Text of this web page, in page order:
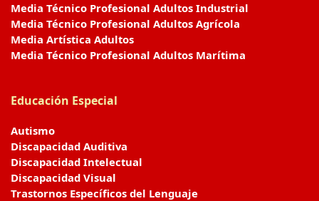
Media Técnico Profesional Adultos Industrial
Media Técnico Profesional Adultos Agrícola
Media Artística Adultos
Media Técnico Profesional Adultos Marítima
Educación Especial
Autismo
Discapacidad Auditiva
Discapacidad Intelectual
Discapacidad Visual
Trastornos Específicos del Lenguaje